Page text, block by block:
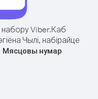
Viber.Каб
Чылі, набірайце
Мясцовы нумар